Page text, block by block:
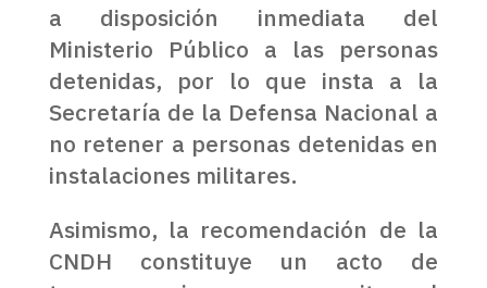
a disposición inmediata del
Ministerio Público a las personas
detenidas, por lo que insta a la
Secretaría de la Defensa Nacional a
no retener a personas detenidas en
instalaciones militares.
Asimismo, la recomendación de la
CNDH constituye un acto de